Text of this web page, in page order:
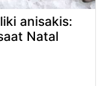
anisakis:
Natal